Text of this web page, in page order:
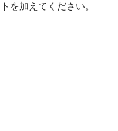
を加えてください。